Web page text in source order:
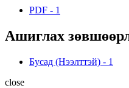
PDF - 1
Ашиглах
Бусад (Нээлттэй) - 1
close